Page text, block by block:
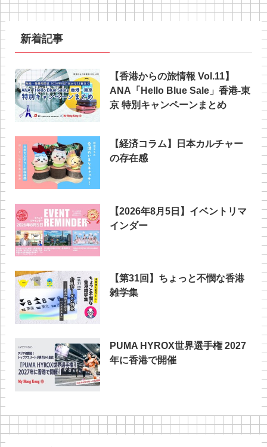
新着記事
【香港からの旅情報 Vol.11】
ANA「Hello Blue Sale」香港‐東
京 特別キャンペーンまとめ
【経済コラム】日本カルチャー
の存在感
【2026年8月5日】イベントリマ
インダー
【第31回】ちょっと不憫な香港
雑学集
PUMA HYROX世界選手権 2027
年に香港で開催